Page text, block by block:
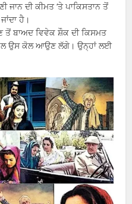
ਜਾਨ ਦੀ ਕੀਮਤ ‘ਤੇ ਪਾਕਿਸਤਾਨ ਤੋਂ
ਹੈ।
ਤੋਂ ਬਾਅਦ ਵਿਵੇਕ ਸ਼ੌਕ ਦੀ ਕਿਸਮਤ
ਉਸ ਕੋਲ ਆਉਣ ਲੱਗੇ। ਉਨ੍ਹਾਂ ਲਈ